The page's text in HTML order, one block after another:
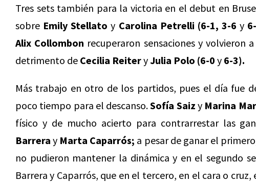
Tres sets también para la victoria en el debut en
sobre Emily Stellato y Carolina Petrelli (6-1, 3-6 y
Alix Collombon recuperaron sensaciones y volvieron
detrimento de Cecilia ReiteryJulia Polo (6-0 y 6-3).
Más trabajo en otro de los partidos, pues el día fue
poco tiempo para el descanso.Sofía Saiz y Marina
físico y de mucho acierto para contrarrestar las
Barrera y Marta Caparrós; a pesar de ganar el
no pudieron mantener la dinámica y en el segundo
Barrera y Caparrós, que en el tercero, en el cara o